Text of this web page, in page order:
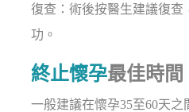
復查：術後按醫生建議復查
功。
終止懷孕最佳時間
一般建議在懷孕35至60天之